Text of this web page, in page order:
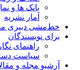
بانک ها و
آمار نشریه
خط‌مشی دبیری
برای نویسندگان
راهنمای
سیاست
آرشیو مجله و